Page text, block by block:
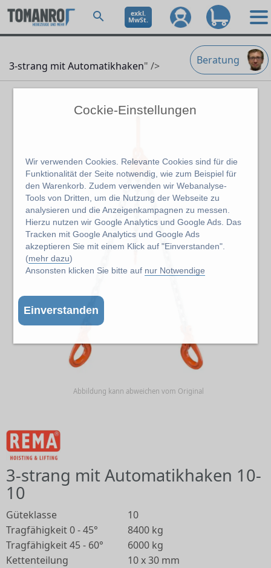
Cockie-Einstellungen
Wir verwenden Cookies. Relevante Cookies sind für die
Funktionalität der Seite notwendig, wie zum Beispiel für
den Warenkorb. Zudem verwenden wir Webanalyse-
Tools von Dritten, um die Nutzung der Webseite zu
analysieren und die Anzeigenkampagnen zu messen.
Hierzu nutzen wir Google Analytics und Google Ads. Das
Tracken mit Google Analytics und Google Ads
akzeptieren Sie mit einem Klick auf "Einverstanden".
(mehr dazu)
Ansonsten klicken Sie bitte auf nur Notwendige
Einverstanden
exkl.
MwSt.
Beratung
3-strang mit Automatikhaken" />
Abbildung kann abweichen vom Original
3-strang mit Automatikhaken 10-
10
Güteklasse
10
Tragfähigkeit 0 - 45°
8400 kg
Tragfähigkeit 45 - 60°
6000 kg
Kettenteilung
10 x 30 mm